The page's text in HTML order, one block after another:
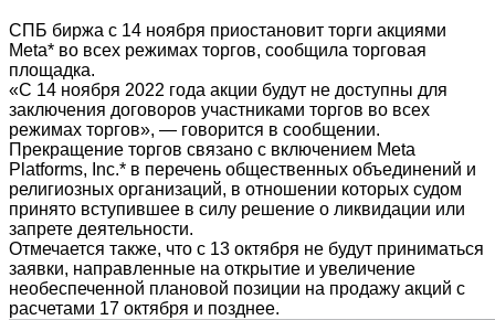
СПБ биржа с 14 ноября приостановит торги акциями
Meta* во всех режимах торгов, сообщила торговая
площадка.
«С 14 ноября 2022 года акции будут не доступны для
заключения договоров участниками торгов во всех
режимах торгов», — говорится в сообщении.
Прекращение торгов связано с включением Meta
Platforms, Inc.* в перечень общественных объединений и
религиозных организаций, в отношении которых судом
принято вступившее в силу решение о ликвидации или
запрете деятельности.
Отмечается также, что с 13 октября не будут приниматься
заявки, направленные на открытие и увеличение
необеспеченной плановой позиции на продажу акций с
расчетами 17 октября и позднее.